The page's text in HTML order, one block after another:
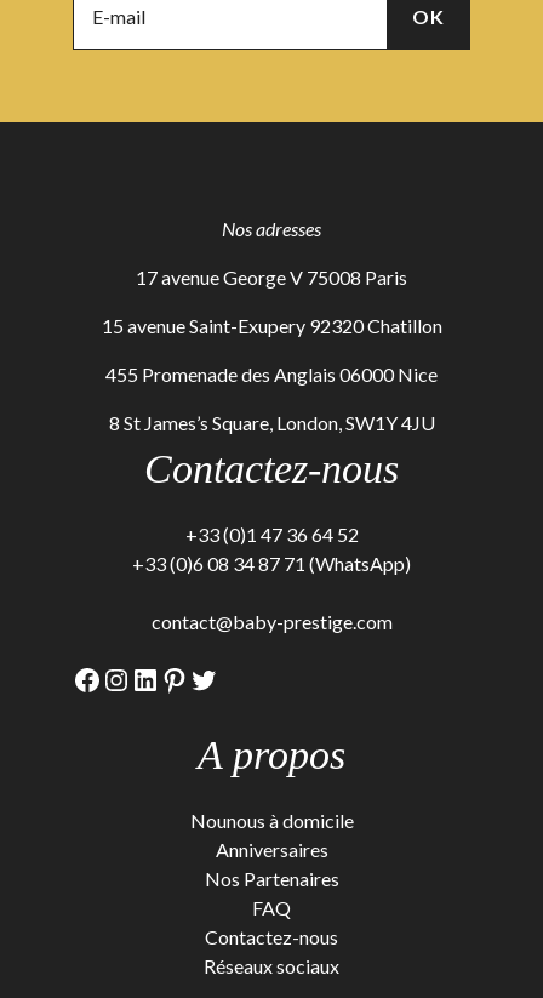
Nos adresses
17 avenue George V 75008 Paris
15 avenue Saint-Exupery 92320 Chatillon
455 Promenade des Anglais 06000 Nice
8 St James’s Square, London, SW1Y 4JU
Contactez-nous
+33 (0)1 47 36 64 52
+33 (0)6 08 34 87 71 (WhatsApp)
contact@baby-prestige.com
Facebook
Instagram
LinkedIn
Pinterest
Twitter
A propos
Nounous à domicile
Anniversaires
Nos Partenaires
FAQ
Contactez-nous
Réseaux sociaux